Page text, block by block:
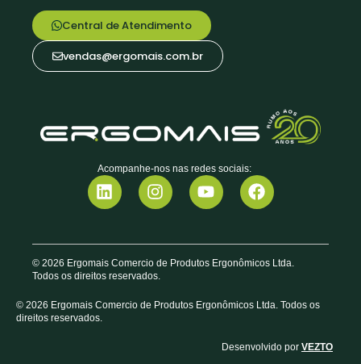
Central de Atendimento
vendas@ergomais.com.br
Acompanhe-nos nas redes sociais:
© 2026 Ergomais Comercio de Produtos Ergonômicos Ltda.
Todos os direitos reservados.
© 2026 Ergomais Comercio de Produtos Ergonômicos Ltda. Todos os
direitos reservados.
Desenvolvido por VEZTO